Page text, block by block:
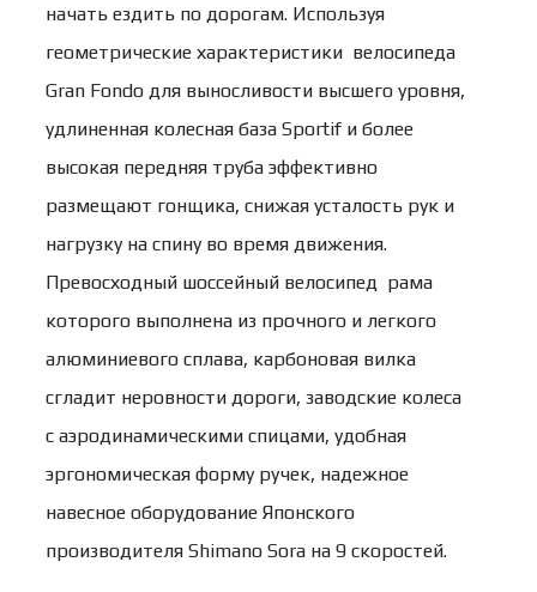
начать ездить по дорогам. Используя
геометрические характеристики велосипеда
Gran Fondo для выносливости высшего уровня,
удлиненная колесная база Sportif и более
высокая передняя труба эффективно
размещают гонщика, снижая усталость рук и
нагрузку на спину во время движения.
Превосходный шоссейный велосипед рама
которого выполнена из прочного и легкого
алюминиевого сплава, карбоновая вилка
сгладит неровности дороги, заводские колеса
с аэродинамическими спицами, удобная
эргономическая форму ручек, надежное
навесное оборудование Японского
производителя Shimano Sora на 9 скоростей.